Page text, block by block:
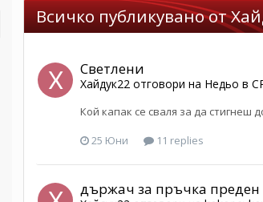
Всичко публикувано от
Светлени
Хайдук22 отговори на Недьо в
Кой капак се сваля за да стигнеш
25 Юни
11 replies
държач за пръчка преден